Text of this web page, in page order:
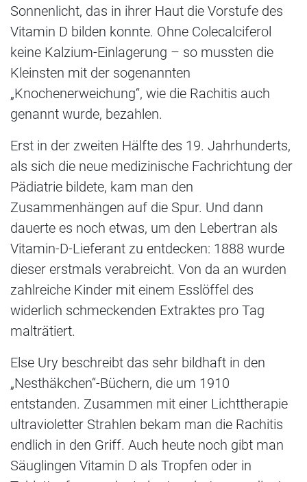
Sonnenlicht, das in ihrer Haut die Vorstufe des
Vitamin D bilden konnte. Ohne Colecalciferol
keine Kalzium-Einlagerung – so mussten die
Kleinsten mit der sogenannten
„Knochenerweichung“, wie die Rachitis auch
genannt wurde, bezahlen.
Erst in der zweiten Hälfte des 19. Jahrhunderts,
als sich die neue medizinische Fachrichtung der
Pädiatrie bildete, kam man den
Zusammenhängen auf die Spur. Und dann
dauerte es noch etwas, um den Lebertran als
Vitamin-D-Lieferant zu entdecken: 1888 wurde
dieser erstmals verabreicht. Von da an wurden
zahlreiche Kinder mit einem Esslöffel des
widerlich schmeckenden Extraktes pro Tag
malträtiert.
Else Ury beschreibt das sehr bildhaft in den
„Nesthäkchen“-Büchern, die um 1910
entstanden. Zusammen mit einer Lichttherapie
ultravioletter Strahlen bekam man die Rachitis
endlich in den Griff. Auch heute noch gibt man
Säuglingen Vitamin D als Tropfen oder in